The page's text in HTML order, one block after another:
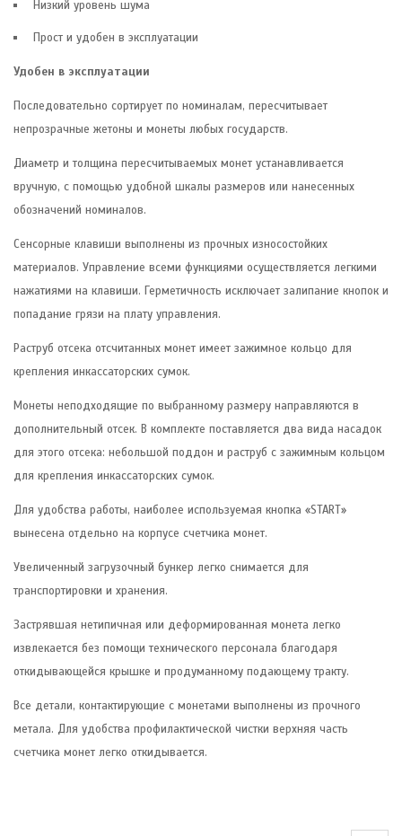
Низкий уровень шума
Прост и удобен в эксплуатации
Удобен в эксплуатации
Последовательно сортирует по номиналам, пересчитывает
непрозрачные жетоны и монеты любых государств.
Диаметр и толщина пересчитываемых монет устанавливается
вручную, с помощью удобной шкалы размеров или нанесенных
обозначений номиналов.
Сенсорные клавиши выполнены из прочных износостойких
материалов. Управление всеми функциями осуществляется легкими
нажатиями на клавиши. Герметичность исключает залипание кнопок и
попадание грязи на плату управления.
Раструб отсека отсчитанных монет имеет зажимное кольцо для
крепления инкассаторских сумок.
Монеты неподходящие по выбранному размеру направляются в
дополнительный отсек. В комплекте поставляется два вида насадок
для этого отсека: небольшой поддон и раструб с зажимным кольцом
для крепления инкассаторских сумок.
Для удобства работы, наиболее используемая кнопка «START»
вынесена отдельно на корпусе счетчика монет.
Увеличенный загрузочный бункер легко снимается для
транспортировки и хранения.
Застрявшая нетипичная или деформированная монета легко
извлекается без помощи технического персонала благодаря
откидывающейся крышке и продуманному подающему тракту.
Все детали, контактирующие с монетами выполнены из прочного
метала. Для удобства профилактической чистки верхняя часть
счетчика монет легко откидывается.